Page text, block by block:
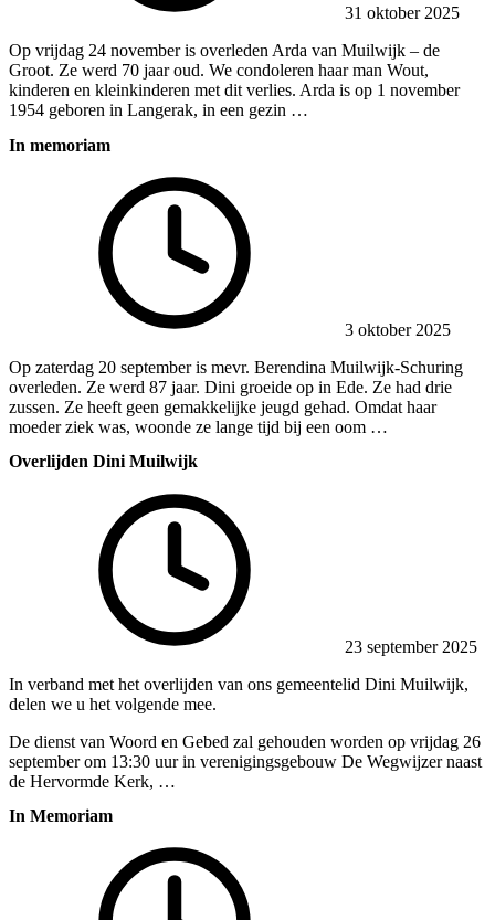
31 oktober 2025
Op vrijdag 24 november is overleden Arda van Muilwijk – de
Groot. Ze werd 70 jaar oud. We condoleren haar man Wout,
kinderen en kleinkinderen met dit verlies. Arda is op 1 november
1954 geboren in Langerak, in een gezin …
In memoriam
3 oktober 2025
Op zaterdag 20 september is mevr. Berendina Muilwijk-Schuring
overleden. Ze werd 87 jaar. Dini groeide op in Ede. Ze had drie
zussen. Ze heeft geen gemakkelijke jeugd gehad. Omdat haar
moeder ziek was, woonde ze lange tijd bij een oom …
Overlijden Dini Muilwijk
23 september 2025
In verband met het overlijden van ons gemeentelid Dini Muilwijk,
delen we u het volgende mee.
De dienst van Woord en Gebed zal gehouden worden op vrijdag 26
september om 13:30 uur in verenigingsgebouw De Wegwijzer naast
de Hervormde Kerk, …
In Memoriam